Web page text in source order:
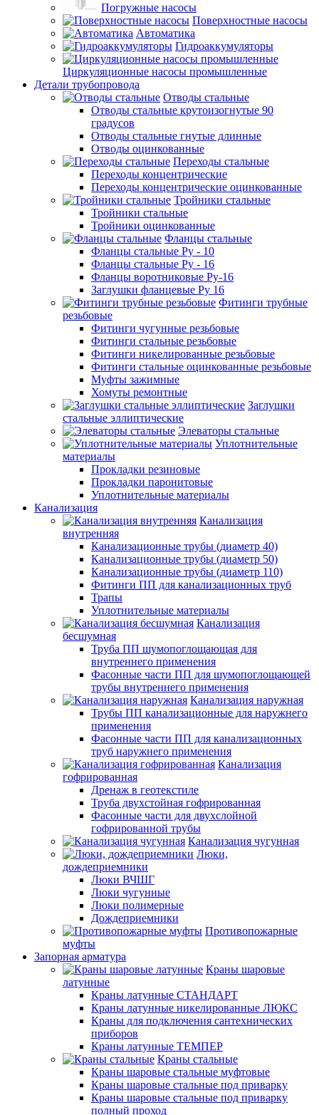
Погружные насосы
Поверхностные насосы
Автоматика
Гидроаккумуляторы
Циркуляционные насосы промышленные
Детали трубопровода
Отводы стальные
Отводы стальные крутоизогнутые 90
градусов
Отводы стальные гнутые длинные
Отводы оцинкованные
Переходы стальные
Переходы концентрические
Переходы концентрические оцинкованные
Тройники стальные
Тройники стальные
Тройники оцинкованные
Фланцы стальные
Фланцы стальные Ру - 10
Фланцы стальные Ру - 16
Фланцы воротниковые Ру-16
Заглушки фланцевые Ру 16
Фитинги трубные
резьбовые
Фитинги чугунные резьбовые
Фитинги стальные резьбовые
Фитинги никелированные резьбовые
Фитинги стальные оцинкованные резьбовые
Муфты зажимные
Хомуты ремонтные
Заглушки
стальные эллиптические
Элеваторы стальные
Уплотнительные
материалы
Прокладки резиновые
Прокладки паронитовые
Уплотнительные материалы
Канализация
Канализация
внутренняя
Канализационные трубы (диаметр 40)
Канализационные трубы (диаметр 50)
Канализационные трубы (диаметр 110)
Фитинги ПП для канализационных труб
Трапы
Уплотнительные материалы
Канализация
бесшумная
Труба ПП шумопоглощающая для
внутреннего применения
Фасонные части ПП для шумопоглощающей
трубы внутреннего применения
Канализация наружная
Трубы ПП канализационные для наружнего
применения
Фасонные части ПП для канализационных
труб наружнего применения
Канализация
гофрированная
Дренаж в геотекстиле
Труба двухстойная гофрированная
Фасонные части для двухслойной
гофрированной трубы
Канализация чугунная
Люки,
дождеприемники
Люки ВЧШГ
Люки чугунные
Люки полимерные
Дождеприемники
Противопожарные
муфты
Запорная арматура
Краны шаровые
латунные
Краны латунные СТАНДАРТ
Краны латунные никелированные ЛЮКС
Краны для подключения сантехнических
приборов
Краны латунные ТЕМПЕР
Краны стальные
Краны шаровые стальные муфтовые
Краны шаровые стальные под приварку
Краны шаровые стальные под приварку
полный проход